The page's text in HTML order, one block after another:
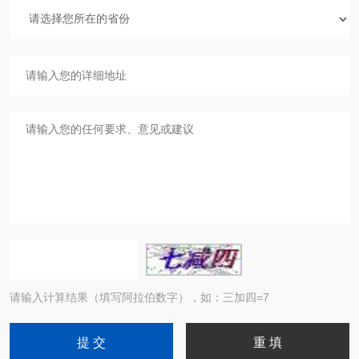
请输入计算结果（填写阿拉伯数字），如：三加四=7